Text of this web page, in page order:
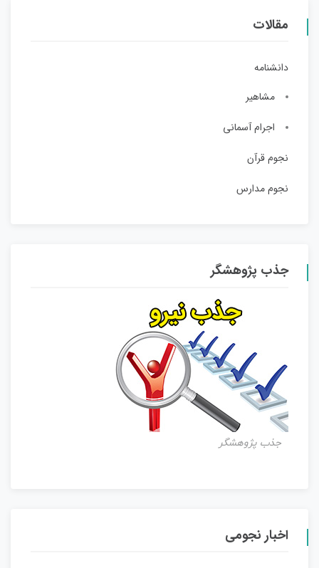
مقالات
دانشنامه
مشاهیر
اجرام آسمانی
نجوم قرآن
نجوم مدارس
جذب پژوهشگر
جذب پژوهشگر
اخبار نجومی